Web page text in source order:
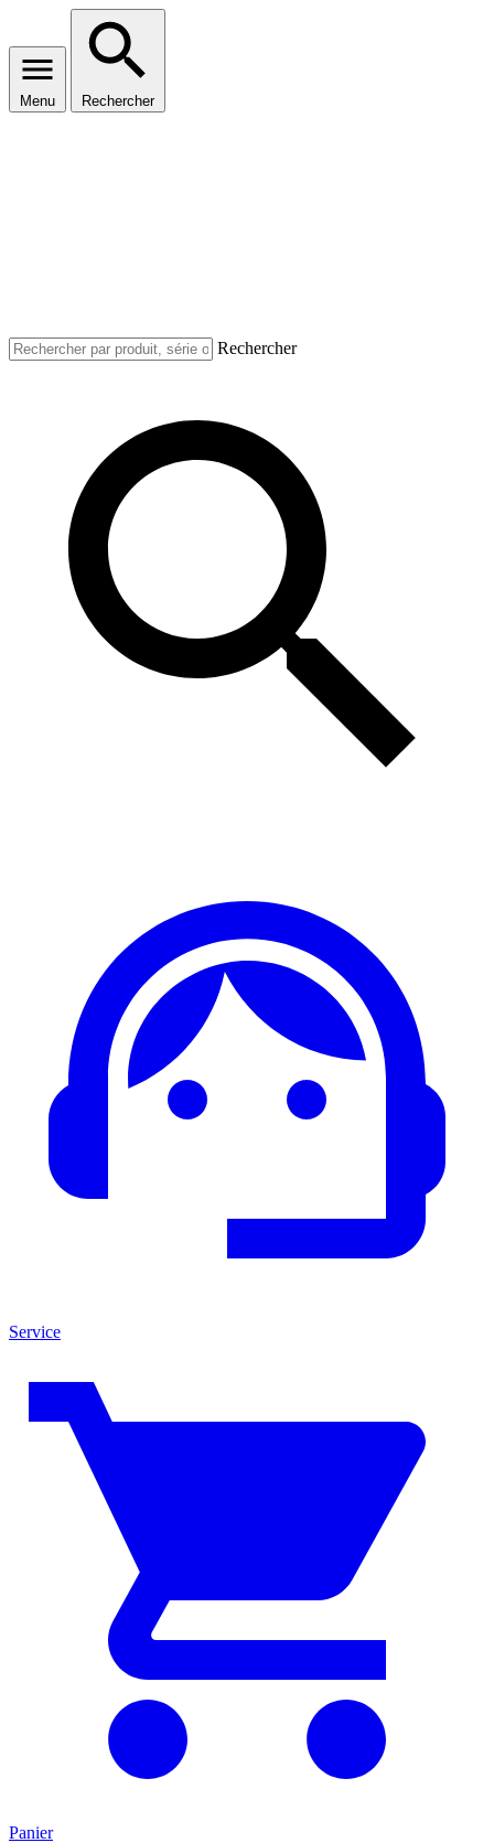
Menu Rechercher
Rechercher
Service
Panier